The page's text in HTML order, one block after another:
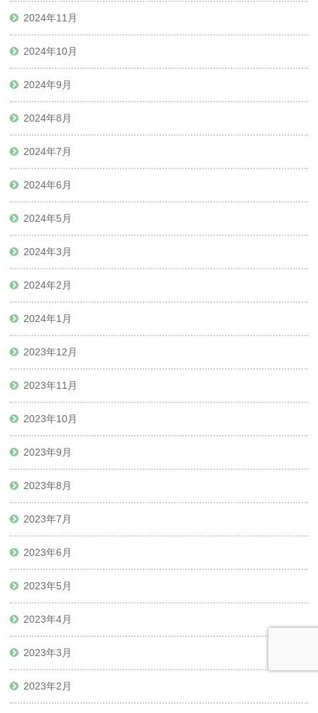
2024年11月
2024年10月
2024年9月
2024年8月
2024年7月
2024年6月
2024年5月
2024年3月
2024年2月
2024年1月
2023年12月
2023年11月
2023年10月
2023年9月
2023年8月
2023年7月
2023年6月
2023年5月
2023年4月
2023年3月
2023年2月